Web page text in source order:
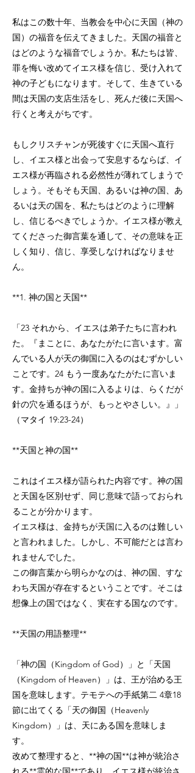
私はこの数十年、当教会を中心に天国（神の
国）の福音を伝えてきました。天国の福音と
はどのような福音でしょうか。私たちは皆、
罪を悔い改めてイエス様を信じ、受け入れて
神の子どもになります。そして、生きている
間は天国の支店生活をし、死んだ後に天国へ
行くと考えがちです。
もしクリスチャンが死後すぐに天国へ直行
し、イエス様と出会って安息するならば、イ
エス様が再臨される必然性が薄れてしまうで
しょう。そもそも天国、あるいは神の国、あ
るいは天の国を、私たちはどのように理解
し、信じるべきでしょうか。イエス様が教え
てくださった御言葉を通して、その意味を正
しく知り、信じ、享受しなければなりませ
ん。
**1. 神の国と天国**
「23 それから、イエスは弟子たちに言われ
た。『まことに、あなたがたに言います。富
んでいる人が天の御国に入るのはむずかしい
ことです。24 もう一度あなたがたに言いま
す。金持ちが神の国に入るよりは、らくだが
針の穴を通るほうが、もっとやさしい。』」
（マタイ 19:23-24）
**天国と神の国**
これはイエス様が語られた内容です。神の国
と天国を区別せず、同じ意味で語っておられ
ることが分かります。
イエス様は、金持ちが天国に入るのは難しい
と言われました。しかし、不可能だとは言わ
れませんでした。
この御言葉から明らかなのは、神の国、すな
わち天国が存在するということです。そこは
想像上の国ではなく、実在する国なのです。
**天国の用語整理**
「神の国（Kingdom of God）」と「天国
（Kingdom of Heaven）」は、王が治める王
国を意味します。テモテへの手紙第二 4章18
節に出てくる「天の御国（Heavenly
Kingdom）」は、天にある国を意味しま
す。
改めて整理すると、**神の国**は神が統治さ